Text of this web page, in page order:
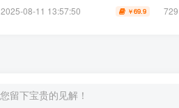
2025-08-11 13:57:50 ￥69.9 729